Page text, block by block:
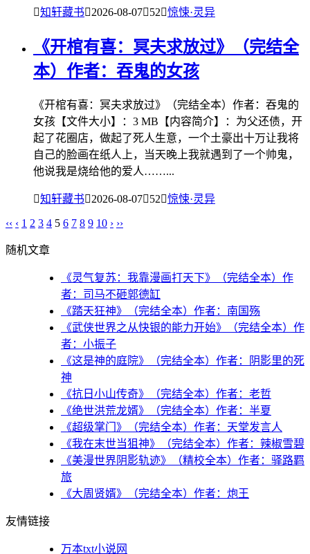
知轩藏书2026-08-0752惊悚·灵异
《开棺有喜：冥夫求放过》（完结全
本）作者：吞鬼的女孩
《开棺有喜：冥夫求放过》（完结全本）作者：吞鬼的
女孩【文件大小】：3 MB【内容简介】：为父还债，开
起了花圈店，做起了死人生意，一个土豪出十万让我将
自己的脸画在纸人上，当天晚上我就遇到了一个帅鬼，
他说我是烧给他的爱人……...
知轩藏书2026-08-0752惊悚·灵异
‹‹ ‹ 1 2 3 4 5 6 7 8 9 10 › ››
随机文章
《灵气复苏：我靠漫画打天下》（完结全本）作
者：司马不砸郭德缸
《踏天狂神》（完结全本）作者：南国殇
《武侠世界之从快银的能力开始》（完结全本）作
者：小振子
《这是神的庭院》（完结全本）作者：阴影里的死
神
《抗日小山传奇》（完结全本）作者：老哲
《绝世洪荒龙婿》（完结全本）作者：半夏
《超级掌门》（完结全本）作者：天堂发言人
《我在末世当狙神》（完结全本）作者：辣椒雪碧
《美漫世界阴影轨迹》（精校全本）作者：驿路羁
旅
《大周贤婿》（完结全本）作者：炮王
友情链接
万本txt小说网